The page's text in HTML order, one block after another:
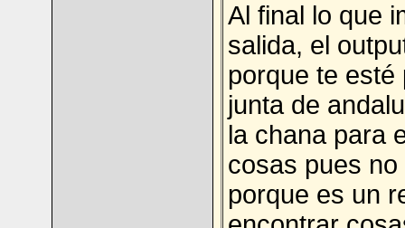
Al final lo que
salida, el
porque te esté
junta de
la chana para
cosas pues
porque es un